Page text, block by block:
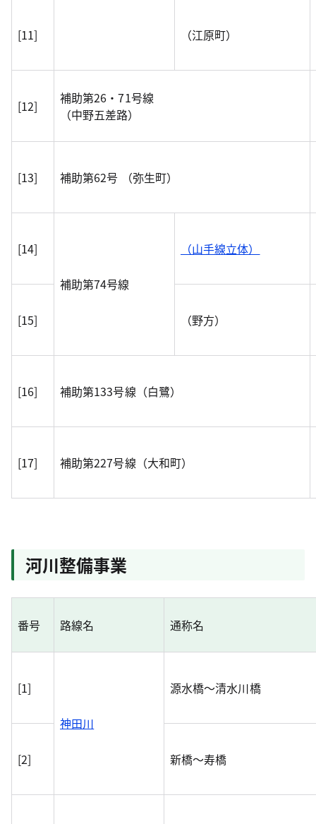
[11] （江原町）
[12]
補助第26・71号線
（中野五差路）
[13] 補助第62号 （弥生町）
[14]
補助第74号線
（山手線立体）
[15] （野方）
[16] 補助第133号線（白鷺）
[17] 補助第227号線（大和町）
河川整備事業
番号 路線名 通称名
[1]
神田川
源水橋～清水川橋
[2] 新橋～寿橋